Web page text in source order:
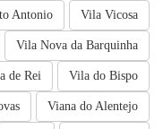
Vila Vicosa
Antonio
Vila Nova da Barquinha
Vila do Bispo
de Rei
Viana do Alentejo